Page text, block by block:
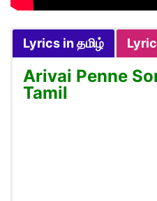
Lyrics in தமிழ்
Arivai Penne
Tamil